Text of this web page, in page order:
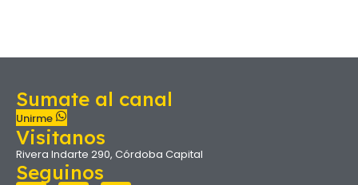
Sumate al canal
Unirme
Visitanos
Rivera Indarte 290, Córdoba Capital
Seguinos